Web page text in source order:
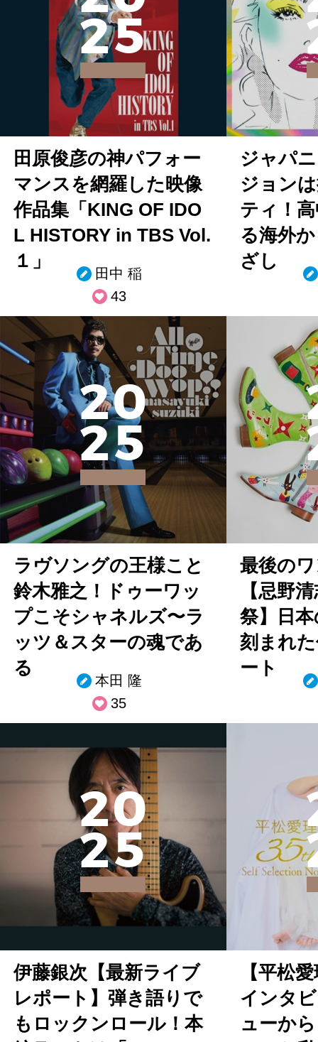
25
田原俊彦の神パフォー
マンスを網羅した映像
作品集「KING OF IDO
L HISTORY in TBS Vol.
１」
田中 稲
43
ジャパ
ジョン
ティ！
る海外
ざし
20
25
ラヴソングの王様こと
鈴木雅之！ドゥーワッ
プこそシャネルズ〜ラ
ッツ＆スターの魂であ
る
本田 隆
35
最後の
【忌野
祭】日
刻まれ
ート
20
25
伊藤銀次【最新ライブ
レポート】弾き語りで
もロックンロール！本
【平松
インタ
ューか